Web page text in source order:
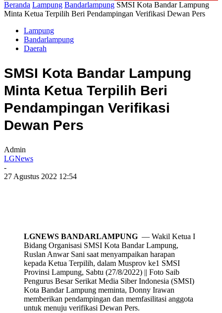
Beranda Lampung Bandarlampung SMSI Kota Bandar Lampung
Minta Ketua Terpilih Beri Pendampingan Verifikasi Dewan Pers
Lampung
Bandarlampung
Daerah
SMSI Kota Bandar Lampung
Minta Ketua Terpilih Beri
Pendampingan Verifikasi
Dewan Pers
Admin
LGNews
-
27 Agustus 2022 12:54
LGNEWS BANDARLAMPUNG — Wakil Ketua I
Bidang Organisasi SMSI Kota Bandar Lampung,
Ruslan Anwar Sani saat menyampaikan harapan
kepada Ketua Terpilih, dalam Musprov ke1 SMSI
Provinsi Lampung, Sabtu (27/8/2022) || Foto Saib
Pengurus Besar Serikat Media Siber Indonesia (SMSI)
Kota Bandar Lampung meminta, Donny Irawan
memberikan pendampingan dan memfasilitasi anggota
untuk menuju verifikasi Dewan Pers.